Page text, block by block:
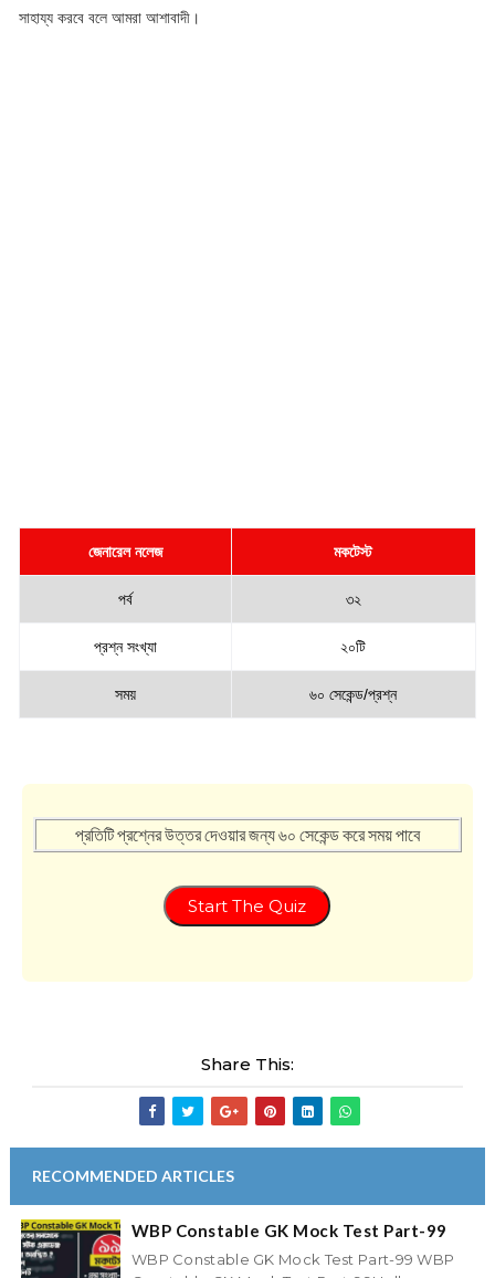
সাহায্য করবে বলে আমরা আশাবাদী।
জেনারেল নলেজ মকটেস্ট
পর্ব ৩২
প্রশ্ন সংখ্যা ২০টি
সময় ৬০ সেকেন্ড/প্রশ্ন
প্রতিটি প্রশ্নের উত্তর দেওয়ার জন্য ৬০ সেকেন্ড করে সময় পাবে
Start The Quiz
Share This:
RECOMMENDED ARTICLES
WBP Constable GK Mock Test Part-99
WBP Constable GK Mock Test Part-99 WBP